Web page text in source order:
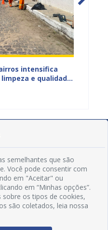
intensifica
e qualidade
semelhantes que são
Você pode consentir com
em "Aceitar" ou
em “Minhas opções”.
os tipos de cookies,
são coletados, leia nossa